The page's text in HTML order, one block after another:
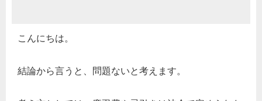
こんにちは。
結論から言うと、問題ないと考えます。